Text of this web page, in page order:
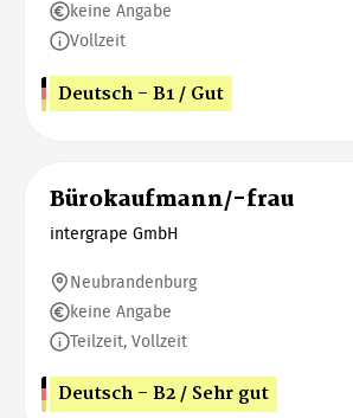
keine Angabe
Vollzeit
Deutsch - B1 / Gut
Bürokaufmann/-frau
intergrape GmbH
Neubrandenburg
keine Angabe
Teilzeit, Vollzeit
Deutsch - B2 / Sehr gut